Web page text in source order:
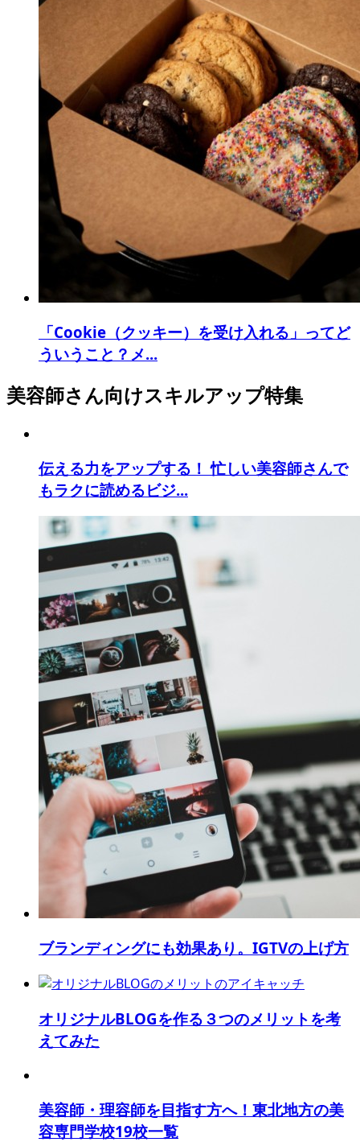
「Cookie（クッキー）を受け入れる」ってど
ういうこと？メ...
美容師さん向けスキルアップ特集
伝える力をアップする！ 忙しい美容師さんで
もラクに読めるビジ...
ブランディングにも効果あり。IGTVの上げ方
オリジナルBLOGを作る３つのメリットを考
えてみた
美容師・理容師を目指す方へ！東北地方の美
容専門学校19校一覧